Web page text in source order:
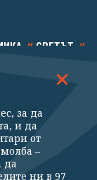
СВЕТЪТ
КАЛЕЙДОСКОП
за да
и да
от
–
да
ни в 97